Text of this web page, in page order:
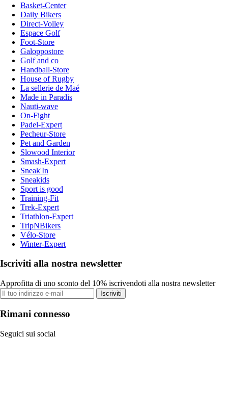
Basket-Center
Daily Bikers
Direct-Volley
Espace Golf
Foot-Store
Galoppostore
Golf and co
Handball-Store
House of Rugby
La sellerie de Maé
Made in Paradis
Nauti-wave
On-Fight
Padel-Expert
Pecheur-Store
Pet and Garden
Slowood Interior
Smash-Expert
Sneak'In
Sneakids
Sport is good
Training-Fit
Trek-Expert
Triathlon-Expert
TripNBikers
Vélo-Store
Winter-Expert
Iscriviti alla nostra newsletter
Approfitta di uno sconto del 10% iscrivendoti alla nostra newsletter
Iscriviti
Rimani connesso
Seguici sui social